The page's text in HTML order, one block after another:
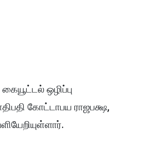
ஒழிப்பு
கோட்டாபய ராஜபக்ஷ,